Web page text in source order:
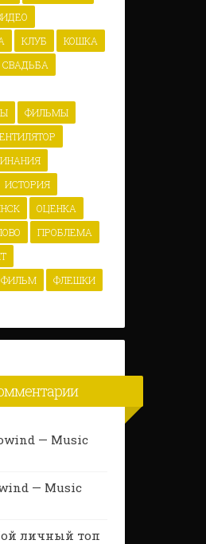
КЛУБ
КОШКА
СВАДЬБА
ФИЛЬМЫ
ИСТОРИЯ
ОЦЕНКА
ПРОБЛЕМА
ФИЛЬМ ФЛЕШКИ
— Music
— Music
личный топ